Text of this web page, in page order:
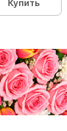
Купить